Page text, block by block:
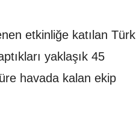
etkinliğe katılan Türk
yaklaşık 45
havada kalan ekip